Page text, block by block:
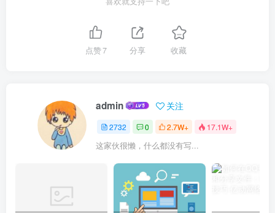
喜欢就支持一下吧
点赞 7 分享 收藏
admin 关注
2732 0 2.7W+ 17.1W+
这家伙很懒，什么都没有写...